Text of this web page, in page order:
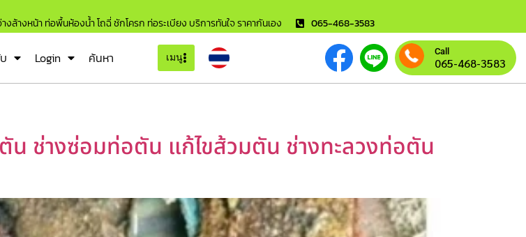
งล้างหน้า ท่อพื้นห้องน้ำ โถฉี่ ชักโครก ท่อระเบียง บริการทันใจ ราคากันเอง 065-468-3583
Login ค้นหา เมนู Call
065-468-3583
น ช่างซ่อมท่อตัน แก้ไขส้วมตัน ช่างทะลวงท่อตัน